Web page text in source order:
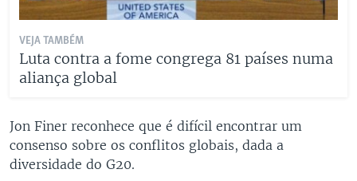
VEJA TAMBÉM
Luta contra a fome congrega 81 países numa
aliança global
Jon Finer reconhece que é difícil encontrar um
consenso sobre os conflitos globais, dada a
diversidade do G20.